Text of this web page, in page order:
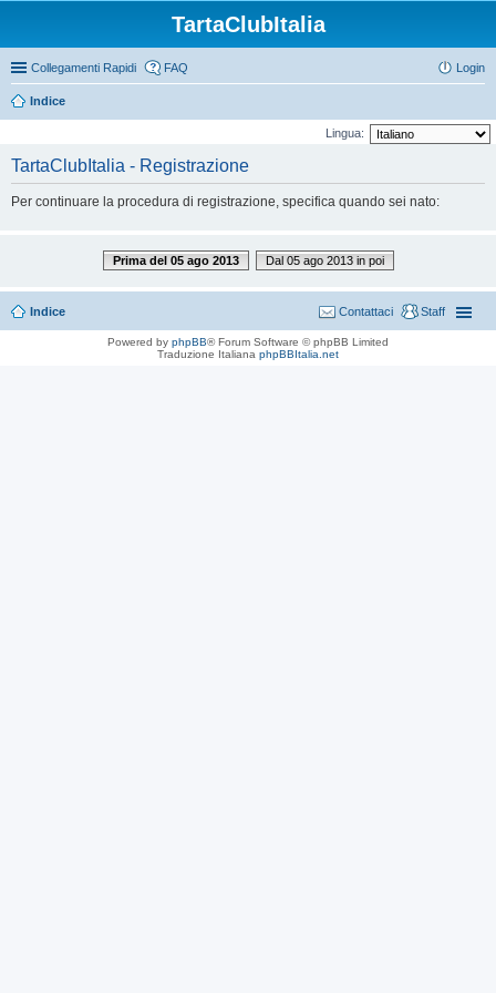
TartaClubItalia
Collegamenti Rapidi FAQ Login
Indice
Lingua:
TartaClubItalia - Registrazione
Per continuare la procedura di registrazione, specifica quando sei nato:
Prima del 05 ago 2013 Dal 05 ago 2013 in poi
Indice Staff
Contattaci
Powered by phpBB® Forum Software © phpBB Limited
Traduzione Italiana phpBBItalia.net